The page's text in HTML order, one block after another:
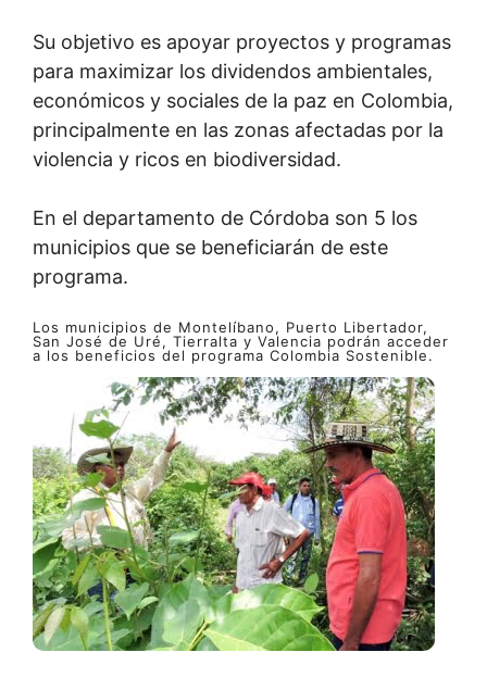
Su objetivo es apoyar proyectos y programas
para maximizar los dividendos ambientales,
económicos y sociales de la paz en Colombia,
principalmente en las zonas afectadas por la
violencia y ricos en biodiversidad.
En el departamento de Córdoba son 5 los
municipios que se beneficiarán de este
programa.
Los municipios de Montelíbano, Puerto Libertador,
San José de Uré, Tierralta y Valencia podrán acceder
a los beneficios del programa Colombia Sostenible.